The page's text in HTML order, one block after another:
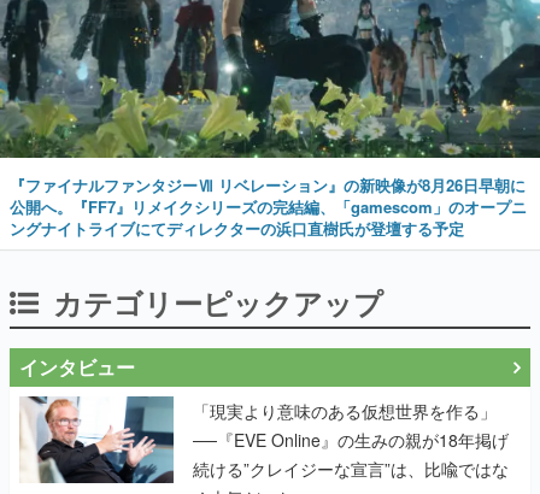
『ファイナルファンタジーⅦ リベレーション』の新映像が8月26日早朝に
公開へ。『FF7』リメイクシリーズの完結編、「gamescom」のオープニ
ングナイトライブにてディレクターの浜口直樹氏が登壇する予定
カテゴリーピックアップ
インタビュー
「現実より意味のある仮想世界を作る」
──『EVE Online』の生みの親が18年掲げ
続ける”クレイジーな宣言”は、比喩ではな